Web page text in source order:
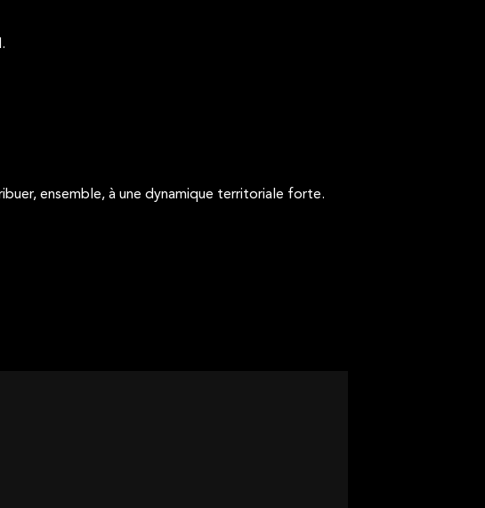
ensemble, à une dynamique territoriale forte.